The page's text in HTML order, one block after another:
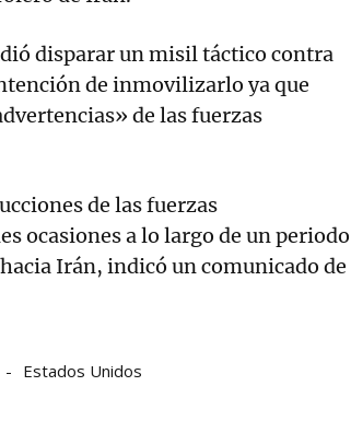
disparar un misil táctico contra
de inmovilizarlo ya que
de las fuerzas
de las fuerzas
ocasiones a lo largo de un periodo
Irán, indicó un comunicado de
Estados Unidos